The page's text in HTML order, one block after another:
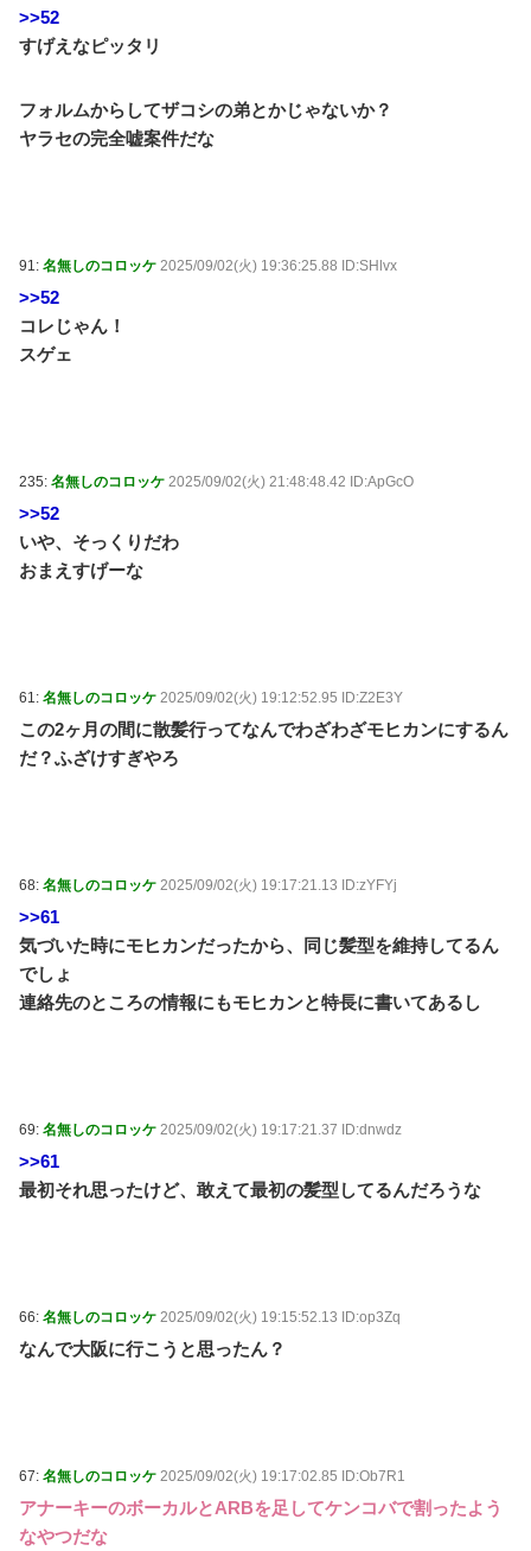
>>52
すげえなピッタリ
フォルムからしてザコシの弟とかじゃないか？
ヤラセの完全嘘案件だな
91: 名無しのコロッケ 2025/09/02(火) 19:36:25.88 ID:SHlvx
>>52
コレじゃん！
スゲェ
235: 名無しのコロッケ 2025/09/02(火) 21:48:48.42 ID:ApGcO
>>52
いや、そっくりだわ
おまえすげーな
61: 名無しのコロッケ 2025/09/02(火) 19:12:52.95 ID:Z2E3Y
この2ヶ月の間に散髪行ってなんでわざわざモヒカンにするん
だ？ふざけすぎやろ
68: 名無しのコロッケ 2025/09/02(火) 19:17:21.13 ID:zYFYj
>>61
気づいた時にモヒカンだったから、同じ髪型を維持してるん
でしょ
連絡先のところの情報にもモヒカンと特長に書いてあるし
69: 名無しのコロッケ 2025/09/02(火) 19:17:21.37 ID:dnwdz
>>61
最初それ思ったけど、敢えて最初の髪型してるんだろうな
66: 名無しのコロッケ 2025/09/02(火) 19:15:52.13 ID:op3Zq
なんで大阪に行こうと思ったん？
67: 名無しのコロッケ 2025/09/02(火) 19:17:02.85 ID:Ob7R1
アナーキーのボーカルとARBを足してケンコバで割ったよう
なやつだな